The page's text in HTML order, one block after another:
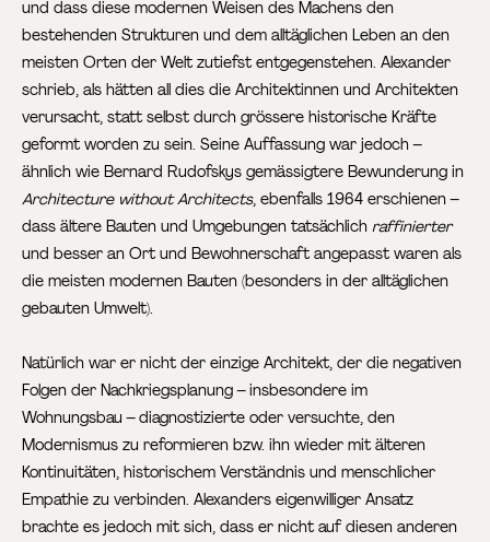
und dass diese modernen Weisen des Machens den
bestehenden Strukturen und dem alltäglichen Leben an den
meisten Orten der Welt zutiefst entgegenstehen. Alexander
schrieb, als hätten all dies die Architektinnen und Architekten
verursacht, statt selbst durch grössere historische Kräfte
geformt worden zu sein. Seine Auffassung war jedoch –
ähnlich wie Bernard Rudofskys gemässigtere Bewunderung in
Architecture without Architects, ebenfalls 1964 erschienen –
dass ältere Bauten und Umgebungen tatsächlichraffinierter
und besser an Ort und Bewohnerschaft angepasst waren als
die meisten modernen Bauten (besonders in der alltäglichen
gebauten Umwelt).
Natürlich war er nicht der einzige Architekt, der die negativen
Folgen der Nachkriegsplanung – insbesondere im
Wohnungsbau – diagnostizierte oder versuchte, den
Modernismus zu reformieren bzw. ihn wieder mit älteren
Kontinuitäten, historischem Verständnis und menschlicher
Empathie zu verbinden. Alexanders eigenwilliger Ansatz
brachte es jedoch mit sich, dass er nicht auf diesen anderen